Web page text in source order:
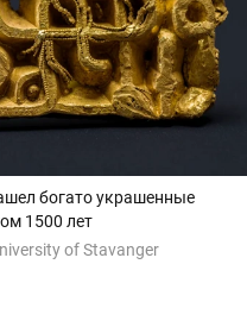
богато украшенные
1500 лет
of Stavanger